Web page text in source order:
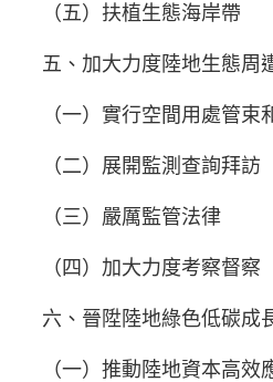
（五）扶植生態海岸帶
五、加大力度陸地生態周
（一）實行空間用處管
（二）展開監測查詢拜訪
（三）嚴厲監管法律
（四）加大力度考察督察
六、晉陞陸地綠色低碳成
（一）推動陸地資本高效